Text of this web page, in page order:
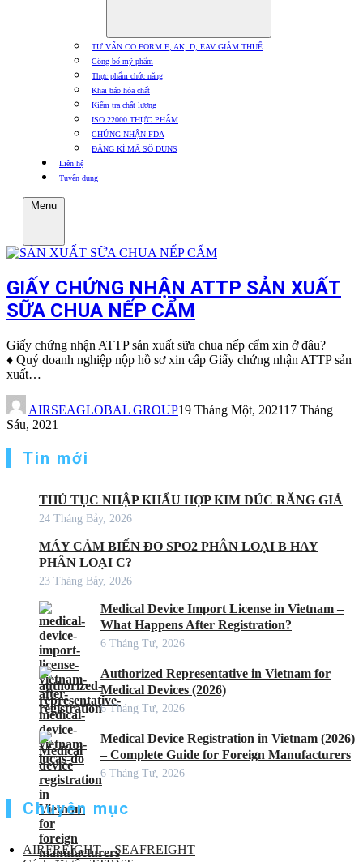
TƯ VẤN CO FORM E, AK, D, EAV GIẢM THUẾ
Công bố mỹ phẩm
Thực phẩm chức năng
Khai báo hóa chất
Kiểm tra chất lượng
ISO 22000 THỰC PHẨM
CHỨNG NHẬN FDA
ĐĂNG KÍ MÃ SỐ DUNS
Liên hệ
Tuyển dụng
Menu
GIẤY CHỨNG NHẬN ATTP SẢN XUẤT
SỮA CHUA NẾP CẨM
Giấy chứng nhận ATTP sản xuất sữa chua nếp cẩm xin ở đâu?
♦ Quý doanh nghiệp nộp hồ sơ xin cấp Giấy chứng nhận ATTP sản
xuất…
AIRSEAGLOBAL GROUP19 Tháng Một, 202117 Tháng
Sáu, 2021
Tin mới
THỦ TỤC NHẬP KHẨU HỢP KIM ĐÚC RĂNG GIẢ
24 Tháng Bảy, 2026
MÁY CẢM BIẾN ĐO SPO2 PHÂN LOẠI B HAY
PHÂN LOẠI C?
23 Tháng Bảy, 2026
Medical Device Import License in Vietnam –
What Happens After Registration?
6 Tháng Tư, 2026
Authorized Representative in Vietnam for
Medical Devices (2026)
6 Tháng Tư, 2026
Medical Device Registration in Vietnam (2026)
– Complete Guide for Foreign Manufacturers
6 Tháng Tư, 2026
Chuyên mục
AIRFREIGHT – SEAFREIGHT